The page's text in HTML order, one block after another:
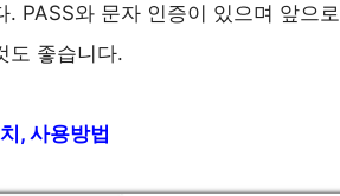
. PASS와 문자 인증이 있으며 앞으로
도 좋습니다.
, 사용방법